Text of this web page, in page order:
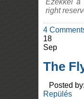
Ezekkel a
right
4
18
Sep
The
Posted
Repülés